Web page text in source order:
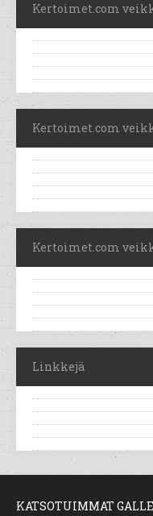
Kertoimet.com
Kertoimet.com
Kertoimet.com
Linkkejä
KATSOTUIMMAT